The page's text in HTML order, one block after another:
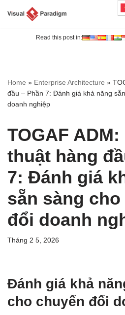
Read this post in:
Home » Enterprise Architecture »
đầu – Phần 7: Đánh giá khả năng
doanh nghiệp
TOGAF
thuật hàng
7: Đánh giá
sẵn sàng
đổi doanh
Tháng 2 5, 2026
Đánh giá khả
cho chuyển đổi